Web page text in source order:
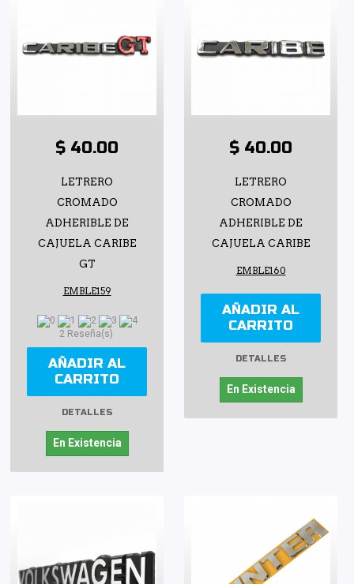
$ 40.00
LETRERO
CROMADO
ADHERIBLE DE
CAJUELA CARIBE
GT
EMBLE159
2 Reseña(s)
AÑADIR AL
CARRITO
DETALLES
En Existencia
$ 40.00
LETRERO
CROMADO
ADHERIBLE DE
CAJUELA CARIBE
EMBLE160
AÑADIR AL
CARRITO
DETALLES
En Existencia